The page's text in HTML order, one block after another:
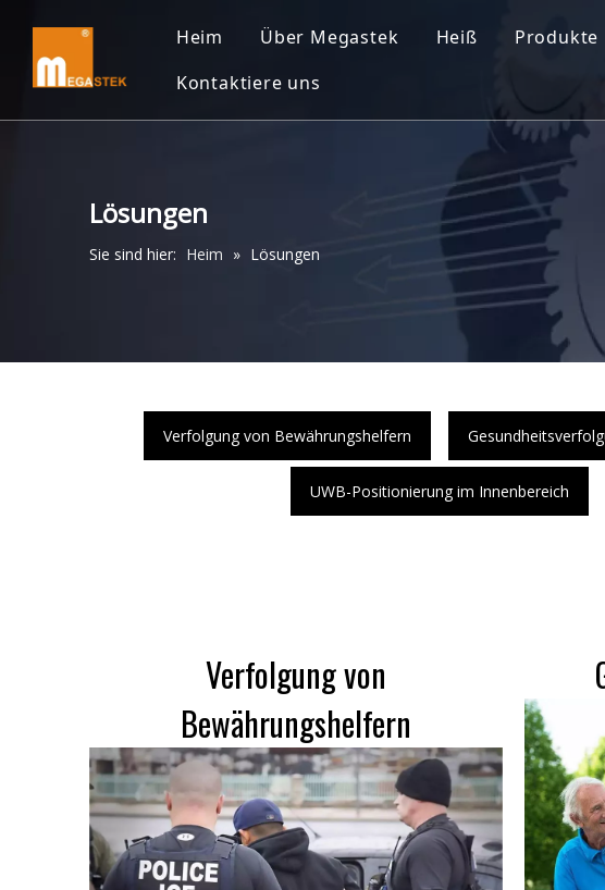
Heim Über Megastek Heiß Produkte
Kontaktiere uns
Lösungen
Sie sind hier: Heim » Lösungen
Verfolgung von Bewährungshelfern
UWB-Positionierung im Innenbereich
Verfolgung von
Bewährungshelfern